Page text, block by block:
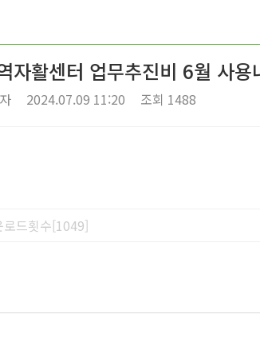
자활센터 업무추진비 6월 사용
2024.07.09 11:20 조회 1488
로드횟수[1049]